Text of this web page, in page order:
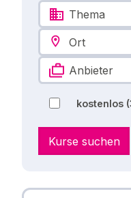
Thema
Ort
Anbieter
kostenlos
Kurse suchen